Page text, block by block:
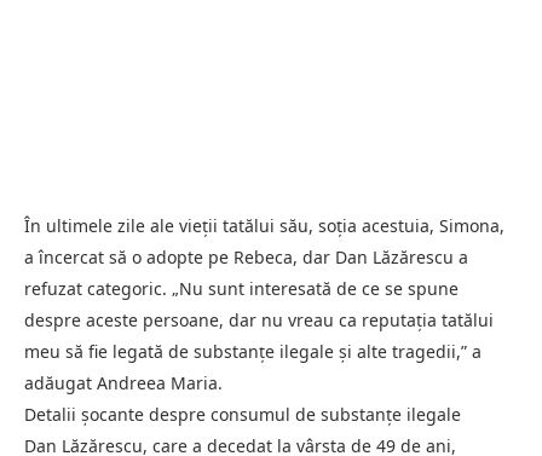
În ultimele zile ale vieții tatălui său, soția acestuia, Simona,
a încercat să o adopte pe Rebeca, dar Dan Lăzărescu a
refuzat categoric. „Nu sunt interesată de ce se spune
despre aceste persoane, dar nu vreau ca reputația tatălui
meu să fie legată de substanțe ilegale și alte tragedii,” a
adăugat Andreea Maria.
Detalii șocante despre consumul de substanțe ilegale
Dan Lăzărescu, care a decedat la vârsta de 49 de ani,